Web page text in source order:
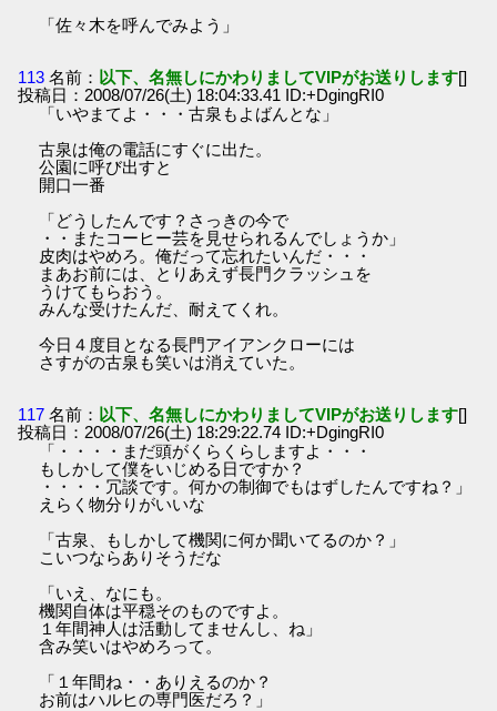
「佐々木を呼んでみよう」
113 名前： 以下、名無しにかわりましてVIPがお送りします[]
投稿日：2008/07/26(土) 18:04:33.41 ID:+DgingRI0
「いやまてよ・・・古泉もよばんとな」
古泉は俺の電話にすぐに出た。
公園に呼び出すと
開口一番
「どうしたんです？さっきの今で
・・またコーヒー芸を見せられるんでしょうか」
皮肉はやめろ。俺だって忘れたいんだ・・・
まあお前には、とりあえず長門クラッシュを
うけてもらおう。
みんな受けたんだ、耐えてくれ。
今日４度目となる長門アイアンクローには
さすがの古泉も笑いは消えていた。
117 名前： 以下、名無しにかわりましてVIPがお送りします[]
投稿日：2008/07/26(土) 18:29:22.74 ID:+DgingRI0
「・・・・まだ頭がくらくらしますよ・・・
もしかして僕をいじめる日ですか？
・・・・冗談です。何かの制御でもはずしたんですね？」
えらく物分りがいいな
「古泉、もしかして機関に何か聞いてるのか？」
こいつならありそうだな
「いえ、なにも。
機関自体は平穏そのものですよ。
１年間神人は活動してませんし、ね」
含み笑いはやめろって。
「１年間ね・・ありえるのか？
お前はハルヒの専門医だろ？」